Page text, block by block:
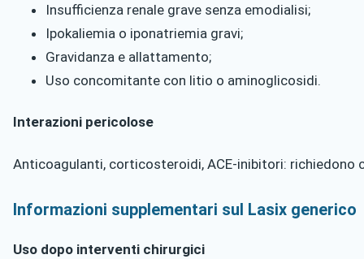
Insufficienza renale grave senza emodialisi;
Ipokaliemia o iponatriemia gravi;
Gravidanza e allattamento;
Uso concomitante con litio o aminoglicosidi.
Interazioni pericolose
Anticoagulanti, corticosteroidi, ACE-inibitori: richiedono
Informazioni supplementari sul Lasix generico
Uso dopo interventi chirurgici